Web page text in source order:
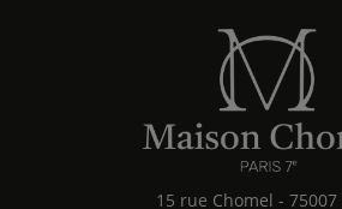
15 rue Chomel - 75007